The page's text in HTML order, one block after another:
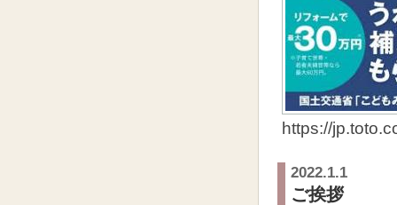
https://
2022.1.1
ご挨拶